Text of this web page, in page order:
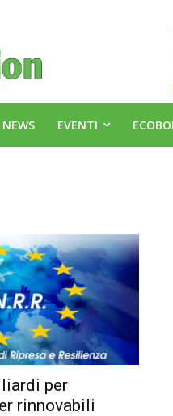
NEWS EVENTI
per
rinnovabili